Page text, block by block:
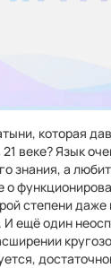
которая
веке? Язык
знания, а
о
степени
И ещё один